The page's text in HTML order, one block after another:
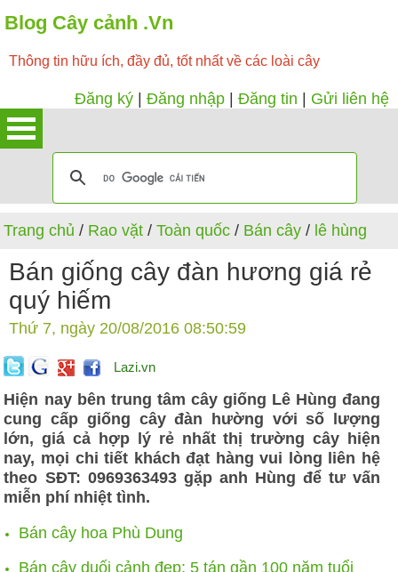
Blog Cây cảnh .Vn
Thông tin hữu ích, đầy đủ, tốt nhất về các loài cây
Đăng ký Đăng nhập Đăng tin Gửi liên hệ
Trang chủ / Rao vặt /Toàn quốc / Bán cây / lê hùng
Bán giống cây đàn hương giá rẻ
quý hiếm
Thứ 7, ngày 20/08/2016 08:50:59
Lazi.vn
Hiện nay bên trung tâm cây giống Lê Hùng đang
cung cấp giống cây đàn hường với số lượng
lớn, giá cả hợp lý rẻ nhất thị trường cây hiện
nay, mọi chi tiết khách đạt hàng vui lòng liên hệ
theo SĐT: 0969363493 gặp anh Hùng để tư vấn
miễn phí nhiệt tình.
Bán cây hoa Phù Dung
Bán cây duối cảnh đẹp: 5 tán gần 100 năm tuổi